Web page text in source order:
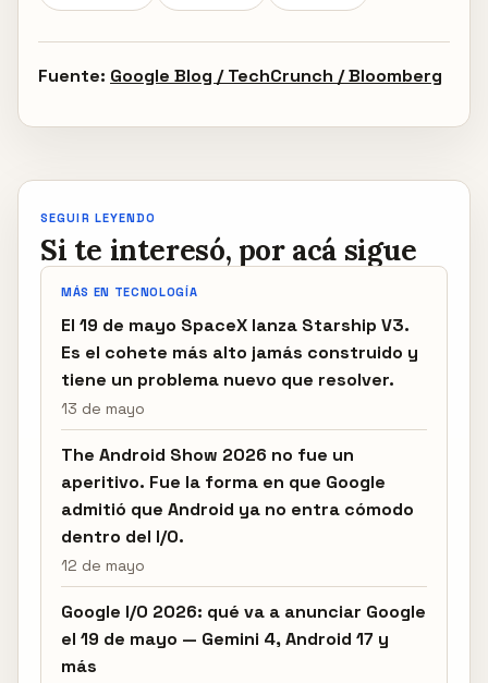
Fuente: Google Blog / TechCrunch / Bloomberg
SEGUIR LEYENDO
Si te interesó, por acá sigue
MÁS EN TECNOLOGÍA
El 19 de mayo SpaceX lanza Starship V3.
Es el cohete más alto jamás construido y
tiene un problema nuevo que resolver.
13 de mayo
The Android Show 2026 no fue un
aperitivo. Fue la forma en que Google
admitió que Android ya no entra cómodo
dentro del I/O.
12 de mayo
Google I/O 2026: qué va a anunciar Google
el 19 de mayo — Gemini 4, Android 17 y
más